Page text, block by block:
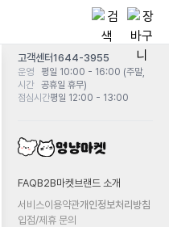
고객센터1644-3955
운영
시간
평일 10:00 - 16:00 (주말,
공휴일 휴무)
점심시간평일 12:00 - 13:00
FAQB2B마켓 브랜드 소개
서비스이용약관개인정보처리방침
입점/제휴 문의